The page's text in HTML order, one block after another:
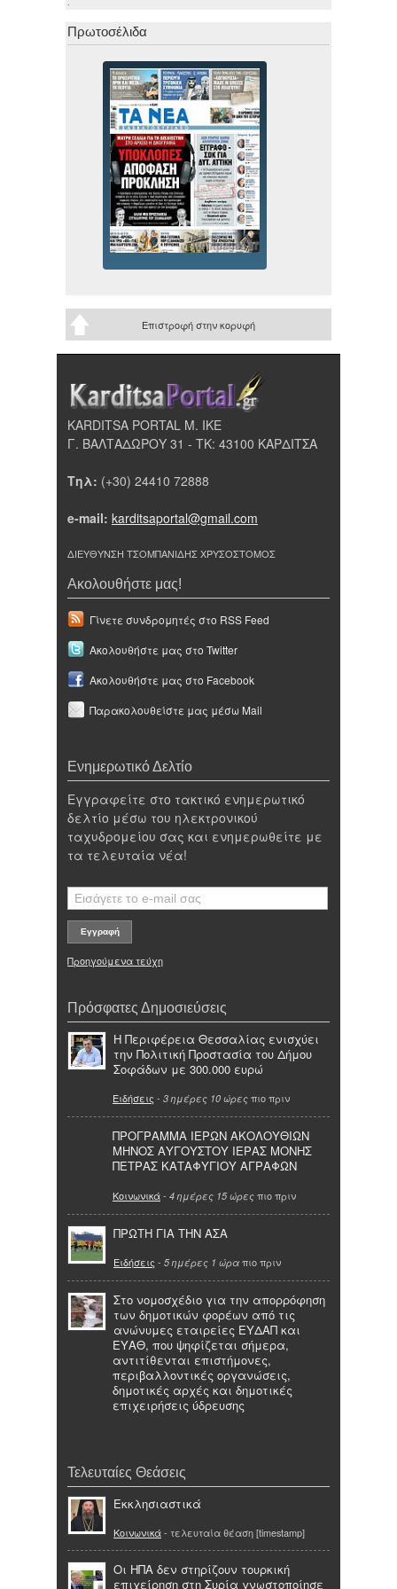
Πρωτοσέλιδα
Επιστροφή στην κορυφή
KARDITSA PORTAL Μ. ΙΚΕ
Γ. ΒΑΛΤΑΔΩΡΟΥ 31 - ΤΚ: 43100 ΚΑΡΔΙΤΣΑ
Τηλ: (+30) 24410 72888
e-mail: karditsaportal@gmail.com
ΔΙΕΥΘΥΝΣΗ ΤΣΟΜΠΑΝΙΔΗΣ ΧΡΥΣΟΣΤΟΜΟΣ
Ακολουθήστε μας!
Γίνετε συνδρομητές στο RSS Feed
Ακολουθήστε μας στο Twitter
Ακολουθήστε μας στο Facebook
Παρακολουθείστε μας μέσω Mail
Ενημερωτικό Δελτίο
Εγγραφείτε στο τακτικό ενημερωτικό
δελτίο μέσω του ηλεκτρονικού
ταχυδρομείου σας και ενημερωθείτε με
τα τελευταία νέα!
Προηγούμενα τεύχη
Πρόσφατες Δημοσιεύσεις
Η Περιφέρεια Θεσσαλίας ενισχύει
την Πολιτική Προστασία του Δήμου
Σοφάδων με 300.000 ευρώ
Ειδήσεις - 3 ημέρες 10 ώρες πιο πριν
ΠΡΟΓΡΑΜΜΑ ΙΕΡΩΝ ΑΚΟΛΟΥΘΙΩΝ
ΜΗΝΟΣ ΑΥΓΟΥΣΤΟΥ ΙΕΡΑΣ ΜΟΝΗΣ
ΠΕΤΡΑΣ ΚΑΤΑΦΥΓΙΟΥ ΑΓΡΑΦΩΝ
Κοινωνικά- 4 ημέρες 15 ώρες πιο πριν
ΠΡΩΤΗ ΓΙΑ ΤΗΝ ΑΣΑ
Ειδήσεις - 5 ημέρες 1 ώρα πιο πριν
Στο νομοσχέδιο για την απορρόφηση
των δημοτικών φορέων από τις
ανώνυμες εταιρείες ΕΥΔΑΠ και
ΕΥΑΘ, που ψηφίζεται σήμερα,
αντιτίθενται επιστήμονες,
περιβαλλοντικές οργανώσεις,
δημοτικές αρχές και δημοτικές
επιχειρήσεις ύδρευσης
Τελευταίες Θεάσεις
Εκκλησιαστικά
Κοινωνικά- τελευταία θέαση [timestamp]
Οι ΗΠΑ δεν στηρίζουν τουρκική
επιχείρηση στη Συρία γνωστοποίησε